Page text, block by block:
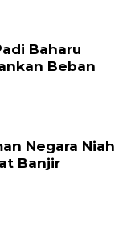
Baharu
Beban
Negara Niah
Banjir